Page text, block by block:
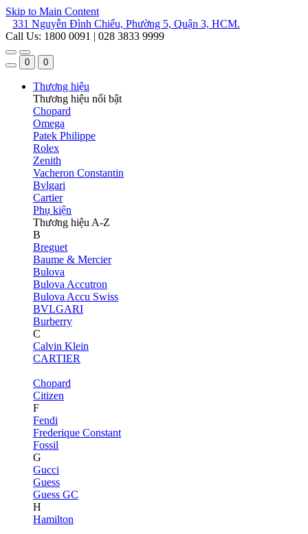
Skip to Main Content
331 Nguyễn Đình Chiểu, Phường 5, Quận 3, HCM.
Call Us: 1800 0091 | 028 3833 9999
0 0
Thương hiệu
Thương hiệu nổi bật
Chopard
Omega
Patek Philippe
Rolex
Zenith
Vacheron Constantin
Bvlgari
Cartier
Phụ kiện
Thương hiệu A-Z
B
Breguet
Baume & Mercier
Bulova
Bulova Accutron
Bulova Accu Swiss
BVLGARI
Burberry
C
Calvin Klein
CARTIER
Chopard
Citizen
F
Fendi
Frederique Constant
Fossil
G
Gucci
Guess
Guess GC
H
Hamilton